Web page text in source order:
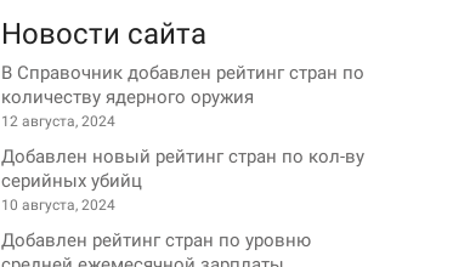
Новости сайта
В Справочник добавлен рейтинг стран по
количеству ядерного оружия
12 августа, 2024
Добавлен новый рейтинг стран по кол-ву
серийных убийц
10 августа, 2024
Добавлен рейтинг стран по уровню